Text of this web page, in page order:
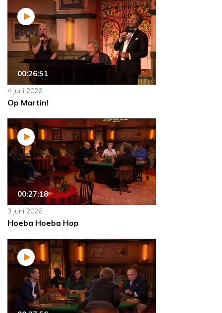
00:26:51
4 juni 2026
Op Martin!
00:27:18
3 juni 2026
Hoeba Hoeba Hop